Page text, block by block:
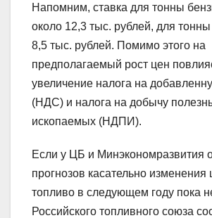
Напомним, ставка для тонны
около 12,3 тыс. рублей, для
8,5 тыс. рублей. Помимо этого на
предполагаемый рост цен
увеличение налога на
(НДС) и налога на добычу
ископаемых (НДПИ).
Если у ЦБ и Минэкономразвития
прогнозов касательно изменения
топливо в следующем году пока
Российского топливного союза